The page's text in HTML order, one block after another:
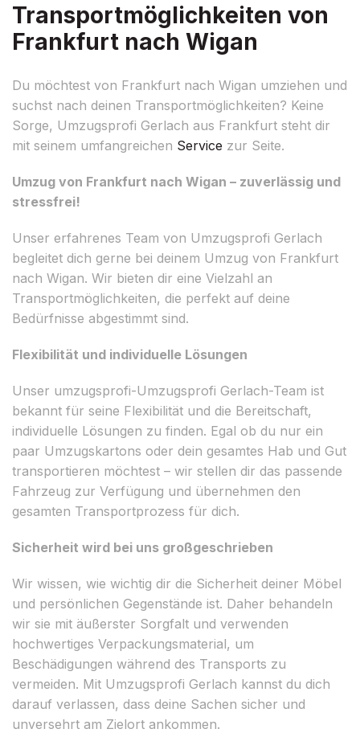
Transportmöglichkeiten von
Frankfurt nach Wigan
Du möchtest von Frankfurt nach Wigan umziehen und
suchst nach deinen Transportmöglichkeiten? Keine
Sorge, Umzugsprofi Gerlach aus Frankfurt steht dir
mit seinem umfangreichen Service zur Seite.
Umzug von Frankfurt nach Wigan – zuverlässig und
stressfrei!
Unser erfahrenes Team von Umzugsprofi Gerlach
begleitet dich gerne bei deinem Umzug von Frankfurt
nach Wigan. Wir bieten dir eine Vielzahl an
Transportmöglichkeiten, die perfekt auf deine
Bedürfnisse abgestimmt sind.
Flexibilität und individuelle Lösungen
Unser umzugsprofi-Umzugsprofi Gerlach-Team ist
bekannt für seine Flexibilität und die Bereitschaft,
individuelle Lösungen zu finden. Egal ob du nur ein
paar Umzugskartons oder dein gesamtes Hab und Gut
transportieren möchtest – wir stellen dir das passende
Fahrzeug zur Verfügung und übernehmen den
gesamten Transportprozess für dich.
Sicherheit wird bei uns großgeschrieben
Wir wissen, wie wichtig dir die Sicherheit deiner Möbel
und persönlichen Gegenstände ist. Daher behandeln
wir sie mit äußerster Sorgfalt und verwenden
hochwertiges Verpackungsmaterial, um
Beschädigungen während des Transports zu
vermeiden. Mit Umzugsprofi Gerlach kannst du dich
darauf verlassen, dass deine Sachen sicher und
unversehrt am Zielort ankommen.